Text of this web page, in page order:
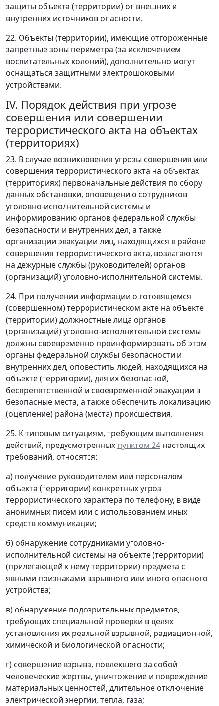
защиты объекта (территории) от внешних и
внутренних источников опасности.
22. Объекты (территории), имеющие отгороженные
запретные зоны периметра (за исключением
воспитательных колоний), дополнительно могут
оснащаться защитными электрошоковыми
устройствами.
IV. Порядок действия при угрозе
совершения или совершении
террористического акта на объектах
(территориях)
23. В случае возникновения угрозы совершения или
совершения террористического акта на объектах
(территориях) первоначальные действия по сбору
данных обстановки, оповещению сотрудников
уголовно-исполнительной системы и
информированию органов федеральной службы
безопасности и внутренних дел, а также
организации эвакуации лиц, находящихся в районе
совершения террористического акта, возлагаются
на дежурные службы (руководителей) органов
(организаций) уголовно-исполнительной системы.
24. При получении информации о готовящемся
(совершенном) террористическом акте на объекте
(территории) должностные лица органов
(организаций) уголовно-исполнительной системы
должны своевременно проинформировать об этом
органы федеральной службы безопасности и
внутренних дел, оповестить людей, находящихся на
объекте (территории), для их безопасной,
беспрепятственной и своевременной эвакуации в
безопасные места, а также обеспечить локализацию
(оцепление) района (места) происшествия.
25. К типовым ситуациям, требующим выполнения
действий, предусмотренных пунктом 24 настоящих
требований, относятся:
а) получение руководителем или персоналом
объекта (территории) конкретных угроз
террористического характера по телефону, в виде
анонимных писем или с использованием иных
средств коммуникации;
б) обнаружение сотрудниками уголовно-
исполнительной системы на объекте (территории)
(прилегающей к нему территории) предмета с
явными признаками взрывного или иного опасного
устройства;
в) обнаружение подозрительных предметов,
требующих специальной проверки в целях
установления их реальной взрывной, радиационной,
химической и биологической опасности;
г) совершение взрыва, повлекшего за собой
человеческие жертвы, уничтожение и повреждение
материальных ценностей, длительное отключение
электрической энергии, тепла, газа;